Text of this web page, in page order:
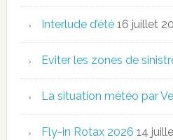
Interlude d’été 16 juillet
Eviter les zones de
La situation météo par
Fly-in Rotax 2026 14